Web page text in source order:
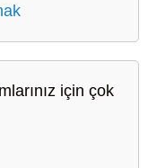
için çok